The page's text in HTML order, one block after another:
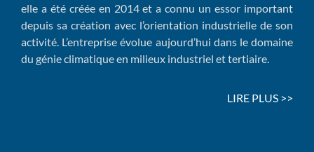
elle a été créée en 2014 et a connu un essor important
depuis sa création avec l’orientation industrielle de son
activité. L’entreprise évolue aujourd’hui dans le domaine
du génie climatique en milieux industriel et tertiaire.
LIRE PLUS >>